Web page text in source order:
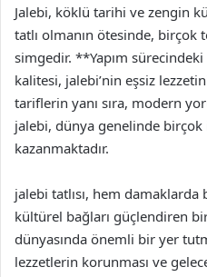
Jalebi, köklü tarihi ve zengin
tatlı olmanın ötesinde,
simgedir. **Yapım
kalitesi, jalebi’nin eşsiz
tariflerin yanı sıra, modern
jalebi, dünya genelinde birçok
kazanmaktadır.
jalebi tatlısı, hem damaklarda
kültürel bağları güçlendiren
dünyasında önemli bir yer
lezzetlerin korunması ve